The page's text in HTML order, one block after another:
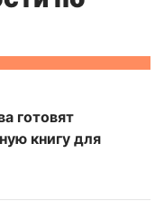
готовят
книгу для